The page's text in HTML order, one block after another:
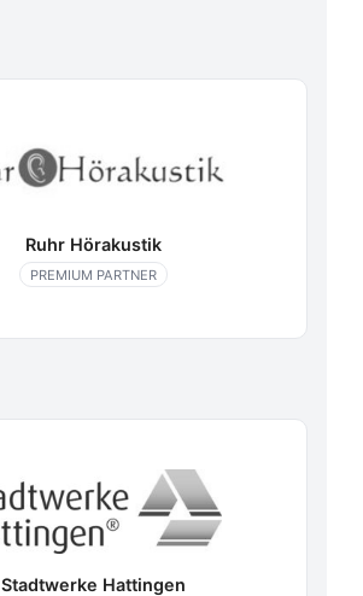
Ruhr Hörakustik
PREMIUM PARTNER
Stadtwerke Hattingen